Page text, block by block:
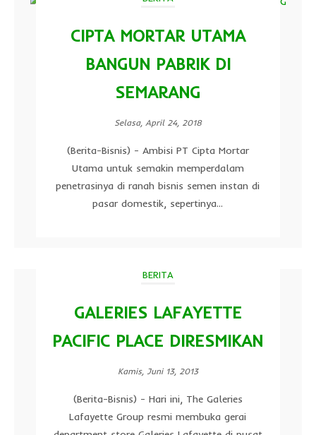
CIPTA MORTAR UTAMA
BANGUN PABRIK DI
SEMARANG
Selasa, April 24, 2018
(Berita-Bisnis) - Ambisi PT Cipta Mortar
Utama untuk semakin memperdalam
penetrasinya di ranah bisnis semen instan di
pasar domestik, sepertinya...
BERITA
GALERIES LAFAYETTE
PACIFIC PLACE DIRESMIKAN
Kamis, Juni 13, 2013
(Berita-Bisnis) - Hari ini, The Galeries
Lafayette Group resmi membuka gerai